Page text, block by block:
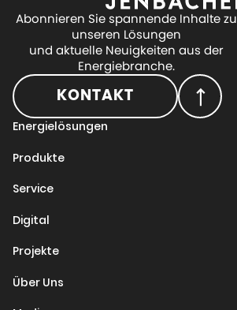
Abonnieren Sie spannende Inhalte zu
unseren Lösungen
und aktuelle Neuigkeiten aus der
Energiebranche.
KONTAKT
Energielösungen
Produkte
Service
Digital
Projekte
Über Uns